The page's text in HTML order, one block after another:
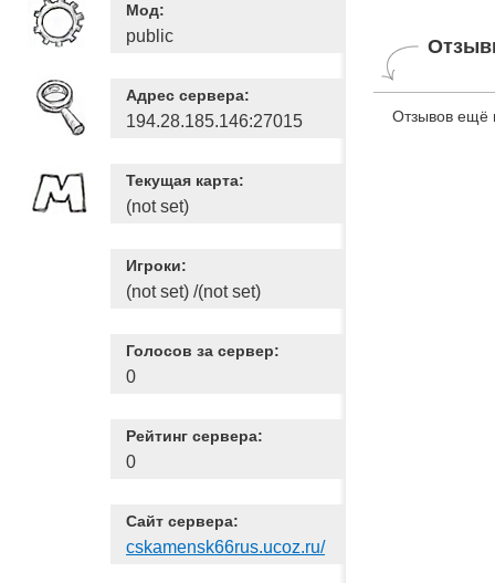
Мод:
public
Адрес сервера:
194.28.185.146:27015
Текущая карта:
(not set)
Игроки:
(not set) /(not set)
Голосов за сервер:
0
Рейтинг сервера:
0
Сайт сервера:
cskamensk66rus.ucoz.ru/
Отзывов ещё